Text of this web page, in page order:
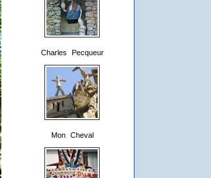
Charles Pecqueur
Mon Cheval